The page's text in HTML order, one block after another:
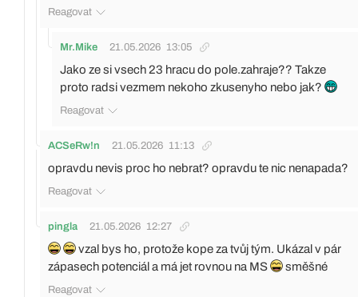
Reagovat
Mr.Mike 21.05.2026 13:05
Jako ze si vsech 23 hracu do pole.zahraje?? Takze
proto radsi vezmem nekoho zkusenyho nebo jak?
Reagovat
ACSeRw!n 21.05.2026 11:13
opravdu nevis proc ho nebrat? opravdu te nic nenapada?
Reagovat
pingla 21.05.2026 12:27
vzal bys ho, protože kope za tvůj tým. Ukázal v pár
zápasech potenciál a má jet rovnou na MS
směšné
Reagovat